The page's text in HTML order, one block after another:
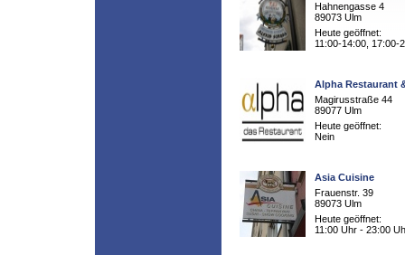
Hahnengasse 4
89073 Ulm
Heute geöffnet:
11:00-14:00, 17:00-
Alpha Restaurant
Magirusstraße 44
89077 Ulm
Heute geöffnet:
Nein
Asia Cuisine
Frauenstr. 39
89073 Ulm
Heute geöffnet:
11:00 Uhr - 23:00